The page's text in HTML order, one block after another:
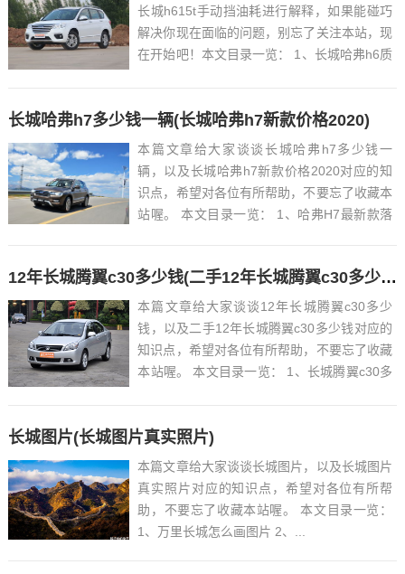
长城h615t手动挡油耗进行解释，如果能碰巧
解决你现在面临的问题，别忘了关注本站，现
在开始吧！本文目录一览： 1、长城哈弗h6质
长城哈弗h7多少钱一辆(长城哈弗h7新款价格2020)
本篇文章给大家谈谈长城哈弗h7多少钱一
辆，以及长城哈弗h7新款价格2020对应的知
识点，希望对各位有所帮助，不要忘了收藏本
站喔。 本文目录一览： 1、哈弗H7最新款落
12年长城腾翼c30多少钱(二手12年长城腾翼c30多少钱)
本篇文章给大家谈谈12年长城腾翼c30多少
钱，以及二手12年长城腾翼c30多少钱对应的
知识点，希望对各位有所帮助，不要忘了收藏
本站喔。 本文目录一览： 1、长城腾翼c30多
长城图片(长城图片真实照片)
本篇文章给大家谈谈长城图片，以及长城图片
真实照片对应的知识点，希望对各位有所帮
助，不要忘了收藏本站喔。 本文目录一览：
1、万里长城怎么画图片 2、...